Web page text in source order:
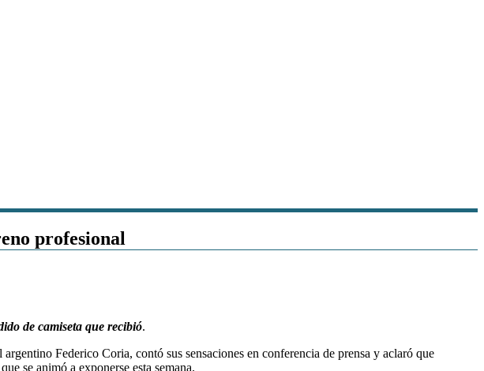
profesional
de camiseta que recibió.
Federico Coria, contó sus sensaciones en conferencia de prensa y aclaró que
se animó a exponerse esta semana.